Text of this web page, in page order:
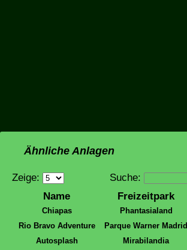
Ähnliche Anlagen
Suche:
Zeige:
Name
Freizeitpark
Chiapas Phantasialand
Rio Bravo Adventure
Parque Warner Madrid
Autosplash
Mirabilandia